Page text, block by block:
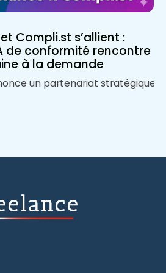
Compli.st s’allient :
de conformité rencontre
à la demande
un partenariat stratégique